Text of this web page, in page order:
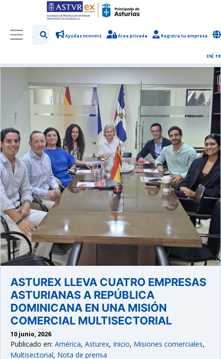
Ayudas minimis Área privada Registra tu empresa
EN FR
ASTUREX LLEVA CUATRO EMPRESAS
ASTURIANAS A REPÚBLICA
DOMINICANA EN UNA MISIÓN
COMERCIAL MULTISECTORIAL
10 junio, 2026
Publicado en: América, Asturex, Inicio, Misiones comerciales,
Multisectorial, Nota de prensa